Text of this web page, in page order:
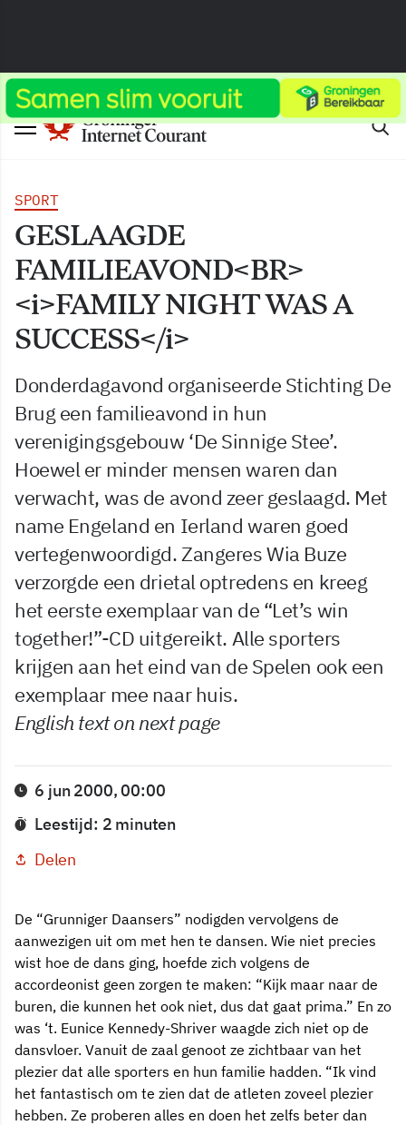
SPORT
GESLAAGDE
FAMILIEAVOND<BR>
<i>FAMILY NIGHT WAS A
SUCCESS</i>
Donderdagavond organiseerde Stichting De
Brug een familieavond in hun
verenigingsgebouw ‘De Sinnige Stee’.
Hoewel er minder mensen waren dan
verwacht, was de avond zeer geslaagd. Met
name Engeland en Ierland waren goed
vertegenwoordigd. Zangeres Wia Buze
verzorgde een drietal optredens en kreeg
het eerste exemplaar van de “Let’s win
together!”-CD uitgereikt. Alle sporters
krijgen aan het eind van de Spelen ook een
exemplaar mee naar huis.
English text on next page
6 jun 2000, 00:00
Leestijd: 2 minuten
Delen
De “Grunniger Daansers” nodigden vervolgens de
aanwezigen uit om met hen te dansen. Wie niet precies
wist hoe de dans ging, hoefde zich volgens de
accordeonist geen zorgen te maken: “Kijk maar naar de
buren, die kunnen het ook niet, dus dat gaat prima.” En zo
was ‘t. Eunice Kennedy-Shriver waagde zich niet op de
dansvloer. Vanuit de zaal genoot ze zichtbaar van het
plezier dat alle sporters en hun familie hadden. “Ik vind
het fantastisch om te zien dat de atleten zoveel plezier
hebben. Ze proberen alles en doen het zelfs beter dan